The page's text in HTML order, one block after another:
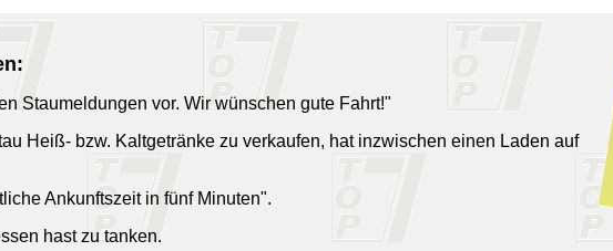
Staumeldungen vor. Wir wünschen gute Fahrt!"
Heiß- bzw. Kaltgetränke zu verkaufen, hat inzwischen einen Laden auf
Ankunftszeit in fünf Minuten".
hast zu tanken.